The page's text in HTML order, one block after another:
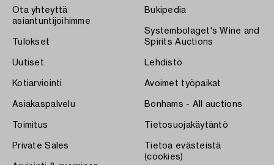
Ota yhteyttä
asiantuntijoihimme
Tulokset
Uutiset
Kotiarviointi
Asiakaspalvelu
Toimitus
Private Sales
Bukipedia
Systembolaget's Wine and
Spirits Auctions
Lehdistö
Avoimet työpaikat
Bonhams - All auctions
Tietosuojakäytäntö
Tietoa evästeistä
(cookies)